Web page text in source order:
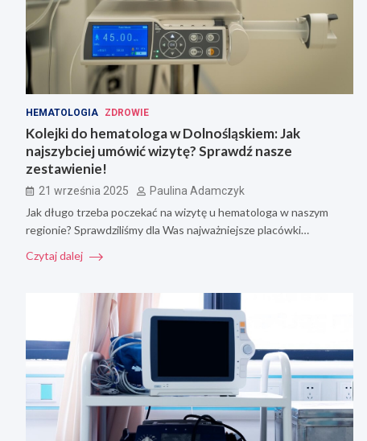
HEMATOLOGIA ZDROWIE
Kolejki do hematologa w Dolnośląskiem: Jak
najszybciej umówić wizytę? Sprawdź nasze
zestawienie!
21 września 2025 Paulina Adamczyk
Jak długo trzeba poczekać na wizytę u hematologa w naszym
regionie? Sprawdziliśmy dla Was najważniejsze placówki…
Czytaj dalej